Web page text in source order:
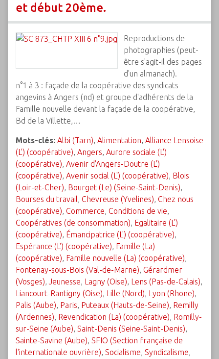
et début 20ème.
Reproductions de
photographies (peut-
être s'agit-il des pages
d'un almanach).
n°1 à 3 : façade de la coopérative des syndicats
angevins à Angers (nd) et groupe d'adhérents de la
Famille nouvelle devant la façade de la coopérative,
Bd de la Villette,…
Mots-clés: Albi (Tarn), Alimentation, Alliance Lensoise
(L') (coopérative), Angers, Aurore sociale (L')
(coopérative), Avenir d'Angers-Doutre (L')
(coopérative), Avenir social (L') (coopérative), Blois
(Loir-et-Cher), Bourget (Le) (Seine-Saint-Denis),
Bourses du travail, Chevreuse (Yvelines), Chez nous
(coopérative), Commerce, Conditions de vie,
Coopératives (de consommation), Egalitaire (L')
(coopérative), Émancipatrice (L') (coopérative),
Espérance (L') (coopérative), Famille (La)
(coopérative), Famille nouvelle (La) (coopérative),
Fontenay-sous-Bois (Val-de-Marne), Gérardmer
(Vosges), Jeunesse, Lagny (Oise), Lens (Pas-de-Calais),
Liancourt-Rantigny (Oise), Lille (Nord), Lyon (Rhone),
Palis (Aube), Paris, Puteaux (Hauts-de-Seine), Remilly
(Ardennes), Revendication (La) (coopérative), Romilly-
sur-Seine (Aube), Saint-Denis (Seine-Saint-Denis),
Sainte-Savine (Aube), SFIO (Section française de
l'internationale ouvrière), Socialisme, Syndicalisme,